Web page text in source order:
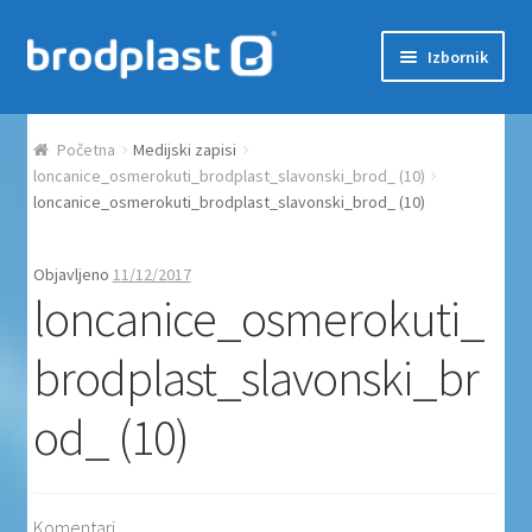
Preskoči na navigaciju
Skoči do sadržaja Izbornik
Početna
Auction Dashboard
Košarica
Moj račun
Naplata
Početna
Medijski zapisi
loncanice_osmerokuti_brodplast_slavonski_brod_ (10)
loncanice_osmerokuti_brodplast_slavonski_brod_ (10)
Objavljeno 11/12/2017
loncanice_osmerokuti_
brodplast_slavonski_br
od_ (10)